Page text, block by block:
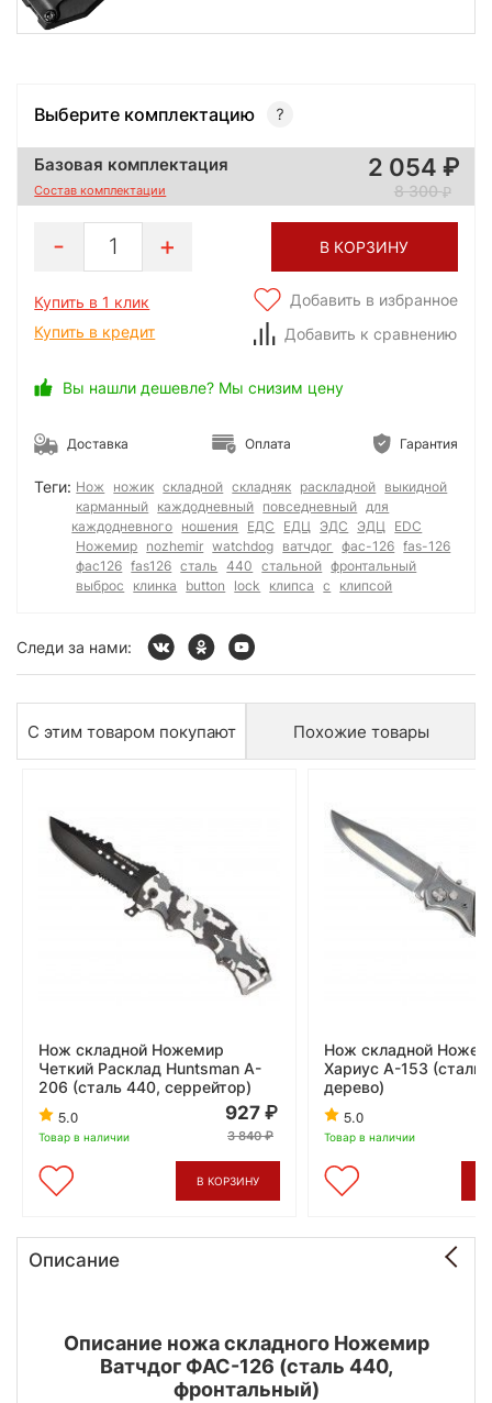
Выберите комплектацию
Базовая комплектация
Состав комплектации
2 054
8 300
1 В КОРЗИНУ
Купить в 1 клик
Купить в кредит
Добавить в избранное
Добавить к сравнению
Вы нашли дешевле? Мы снизим цену
Доставка Оплата Гарантия
Теги: Нож ножик складной складняк раскладной выкидной
карманный каждодневный повседневный для
каждодневного ношения ЕДС ЕДЦ ЭДС ЭДЦ
EDC
Ножемир nozhemir watchdog ватчдог фас-126 fas-126
фас126 fas126 сталь 440 стальной фронтальный
выброс
клинка button lock клипса с клипсой
Следи за нами:
С этим товаром покупают Похожие товары
Нож складной Ножемир
Четкий Расклад Huntsman A-
206 (сталь 440, серрейтор)
5.0
Товар в наличии
927
3 840
В КОРЗИНУ
Нож складной
Хариус A-153 (сталь
дерево)
5.0
Товар в наличии
Описание
Описание ножа складного Ножемир
Ватчдог ФАС-126 (сталь 440,
фронтальный)